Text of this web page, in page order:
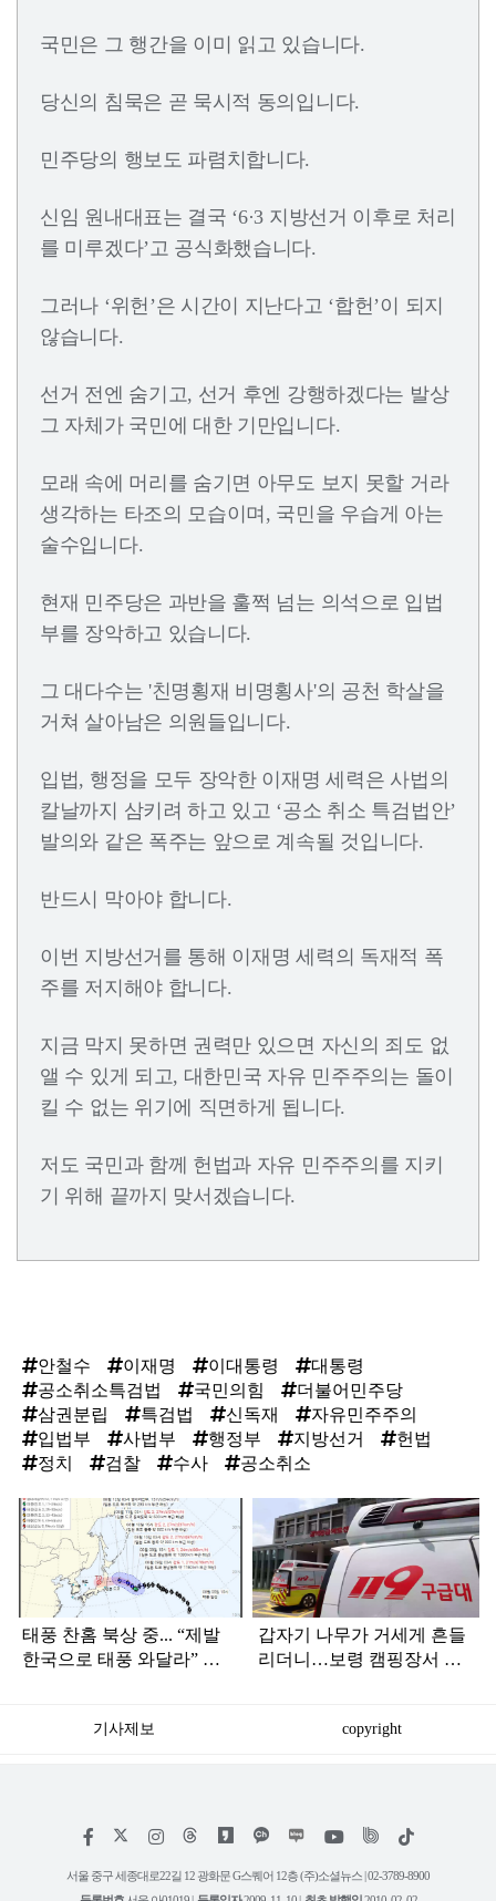
국민은 그 행간을 이미 읽고 있습니다.
당신의 침묵은 곧 묵시적 동의입니다.
민주당의 행보도 파렴치합니다.
신임 원내대표는 결국 ‘6·3 지방선거 이후로 처리
를 미루겠다’고 공식화했습니다.
그러나 ‘위헌’은 시간이 지난다고 ‘합헌’이 되지
않습니다.
선거 전엔 숨기고, 선거 후엔 강행하겠다는 발상
그 자체가 국민에 대한 기만입니다.
모래 속에 머리를 숨기면 아무도 보지 못할 거라
생각하는 타조의 모습이며, 국민을 우습게 아는
술수입니다.
현재 민주당은 과반을 훌쩍 넘는 의석으로 입법
부를 장악하고 있습니다.
그 대다수는 '친명횡재 비명횡사'의 공천 학살을
거쳐 살아남은 의원들입니다.
입법, 행정을 모두 장악한 이재명 세력은 사법의
칼날까지 삼키려 하고 있고 ‘공소 취소 특검법안’
발의와 같은 폭주는 앞으로 계속될 것입니다.
반드시 막아야 합니다.
이번 지방선거를 통해 이재명 세력의 독재적 폭
주를 저지해야 합니다.
지금 막지 못하면 권력만 있으면 자신의 죄도 없
앨 수 있게 되고, 대한민국 자유 민주주의는 돌이
킬 수 없는 위기에 직면하게 됩니다.
저도 국민과 함께 헌법과 자유 민주주의를 지키
기 위해 끝까지 맞서겠습니다.
안철수 이재명 이대통령
대통령
공소취소특검법
국민의힘
더불어민주당
삼권분립
특검법 신독재
자유민주주의
입법부
사법부 행정부 지방선거
헌법
정치
검찰 수사 공소취소
탑
라
인
태풍 찬홈 북상 중... “제발
한국으로 태풍 와달라” 말
갑자기 나무가 거세게 흔들
리더니…보령 캠핑장서 일
기사제보 copyright
페
스
인
타
위
트
틱
서울 중구 세종대로22길 12 광화문 G스퀘어 12층 (주)소셜뉴스 | 02-3789-8900